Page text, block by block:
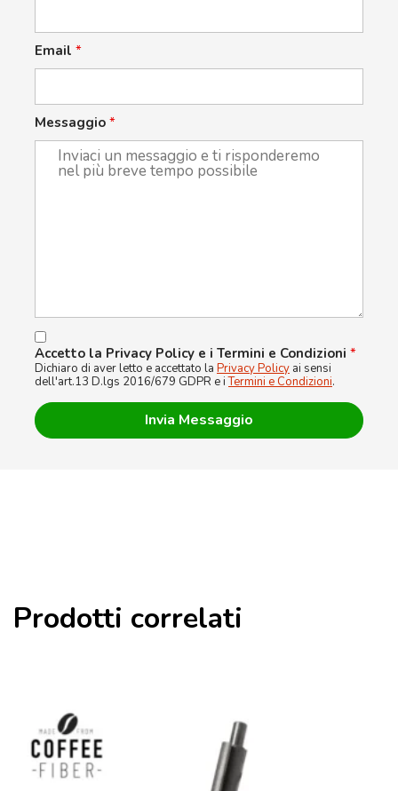
Email *
Messaggio *
Accetto la Privacy Policy e i Termini e Condizioni *
Dichiaro di aver letto e accettato la Privacy Policy ai sensi
dell'art.13 D.lgs 2016/679 GDPR e iTermini e Condizioni.
Prodotti correlati